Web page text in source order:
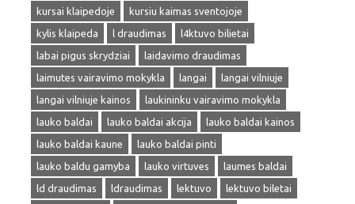
kursai klaipedoje
kursiu kaimas sventojoje
kylis klaipeda
l draudimas
l4ktuvo bilietai
labai pigus skrydziai
laidavimo draudimas
laimutes vairavimo mokykla
langai
langai vilniuje
langai vilniuje kainos
laukininku vairavimo mokykla
lauko baldai
lauko baldai akcija
lauko baldai kainos
lauko baldai kaune
lauko baldai pinti
lauko baldu gamyba
lauko virtuves
laumes baldai
ld draudimas
ldraudimas lektuvo
lektuvo biletai